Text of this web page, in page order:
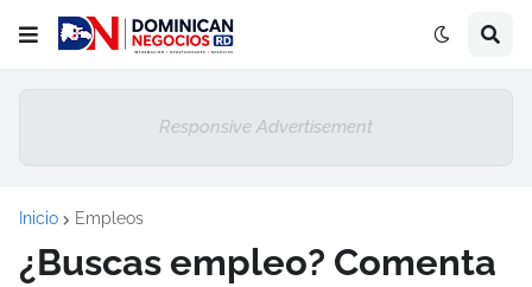
Responsive Advertisement
Inicio Empleos
¿Buscas empleo? Comenta